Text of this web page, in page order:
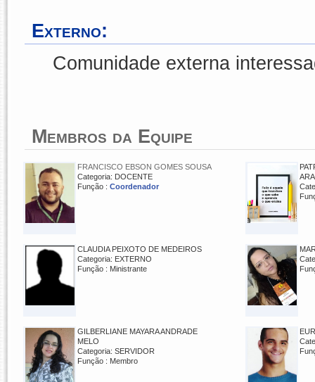
Externo:
Comunidade externa
Membros da Equipe
FRANCISCO EBSON GOMES SOUSA
Categoria: DOCENTE
Função : Coordenador
CLAUDIA PEIXOTO DE MEDEIROS
Categoria: EXTERNO
Função : Ministrante
GILBERLIANE MAYARA ANDRADE
MELO
Categoria: SERVIDOR
Função : Membro